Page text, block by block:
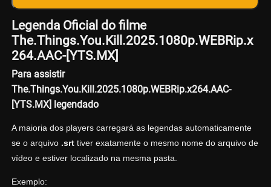
Legenda Oficial do filme
The.Things.You.Kill.2025.1080p.WEBRip.x
264.AAC-[YTS.MX]
Para assistir
The.Things.You.Kill.2025.1080p.WEBRip.x264.AAC-
[YTS.MX] legendado
A maioria dos players carregará as legendas automaticamente
se o arquivo .srttiver exatamente o mesmo nome do arquivo de
vídeo e estiver localizado na mesma pasta.
Exemplo: